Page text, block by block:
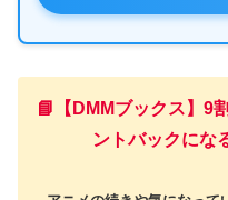
📘【DMMブックス】9
ントバックにな